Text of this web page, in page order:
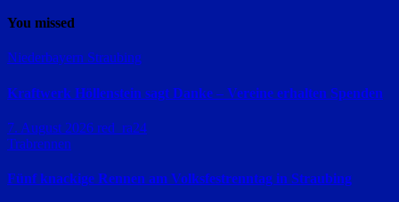
You missed
Niederbayern Straubing
Kraftwerk Höllenstein sagt Danke – Vereine erhalten Spenden
7. August 2026 red_ra24
Trabrennen
Fünf knackige Rennen am Volksfestrenntag in Straubing